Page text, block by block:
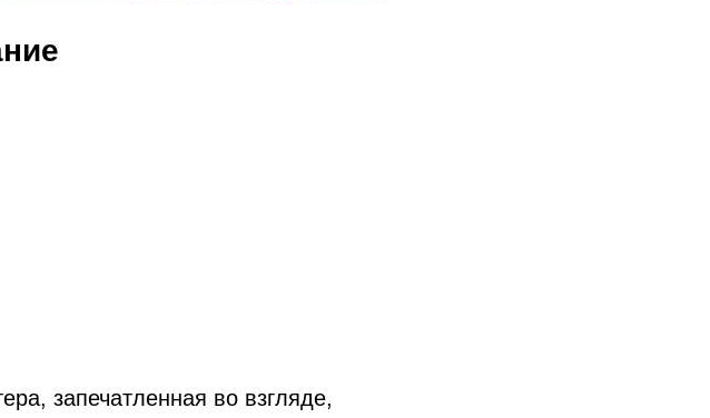
запечатленная во взгляде,